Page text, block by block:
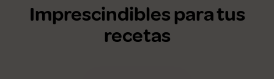
Imprescindibles para tus
recetas